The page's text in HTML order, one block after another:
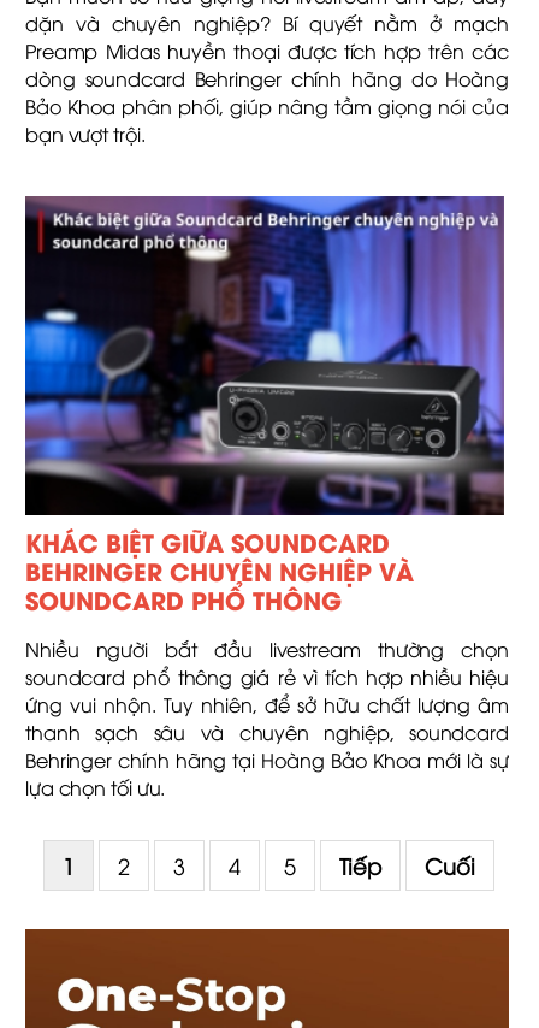
dặn và chuyên nghiệp? Bí quyết nằm ở mạch
Preamp Midas huyền thoại được tích hợp trên các
dòng soundcard Behringer chính hãng do Hoàng
Bảo Khoa phân phối, giúp nâng tầm giọng nói của
bạn vượt trội.
KHÁC BIỆT GIỮA SOUNDCARD
BEHRINGER CHUYÊN NGHIỆP VÀ
SOUNDCARD PHỔ THÔNG
Nhiều người bắt đầu livestream thường chọn
soundcard phổ thông giá rẻ vì tích hợp nhiều hiệu
ứng vui nhộn. Tuy nhiên, để sở hữu chất lượng âm
thanh sạch sâu và chuyên nghiệp, soundcard
Behringer chính hãng tại Hoàng Bảo Khoa mới là sự
lựa chọn tối ưu.
1 2 3 4 5 Tiếp Cuối